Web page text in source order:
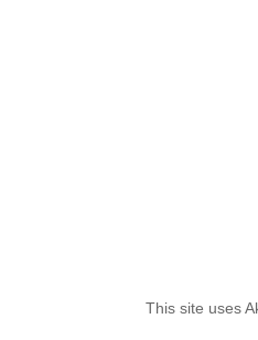
This site uses